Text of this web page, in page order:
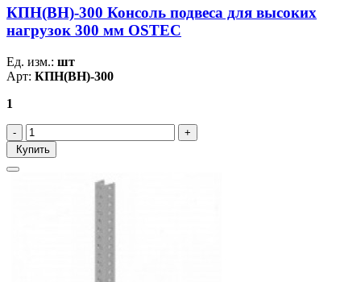
КПН(ВН)-300 Консоль подвеса для высоких
нагрузок 300 мм OSTEC
Ед. изм.: шт
Арт: КПН(ВН)-300
1
Купить